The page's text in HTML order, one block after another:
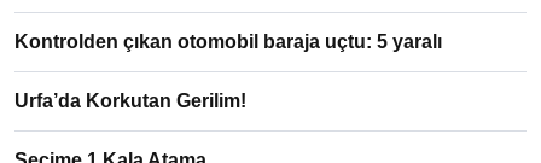
Kontrolden çıkan otomobil baraja uçtu: 5 yaralı
Urfa’da Korkutan Gerilim!